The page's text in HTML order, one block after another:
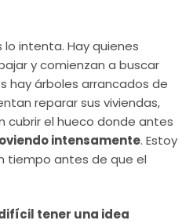
lo intenta. Hay quienes
y comienzan a buscar
hay árboles arrancados de
reparar sus viviendas,
cubrir el hueco donde antes
intensamente. Estoy
tiempo antes de que el
tener una idea